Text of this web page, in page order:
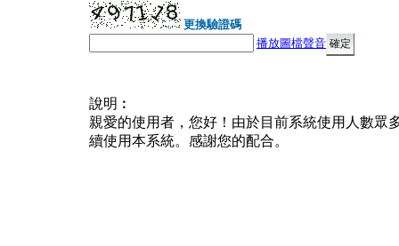
更換驗證碼
播放圖檔聲音
說明︰
親愛的使用者，您好！由於目前系統使用人數眾
續使用本系統。感謝您的配合。